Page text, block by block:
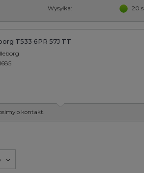
Wysyłka: 20
T533 6PR 57J TT
o kontakt.